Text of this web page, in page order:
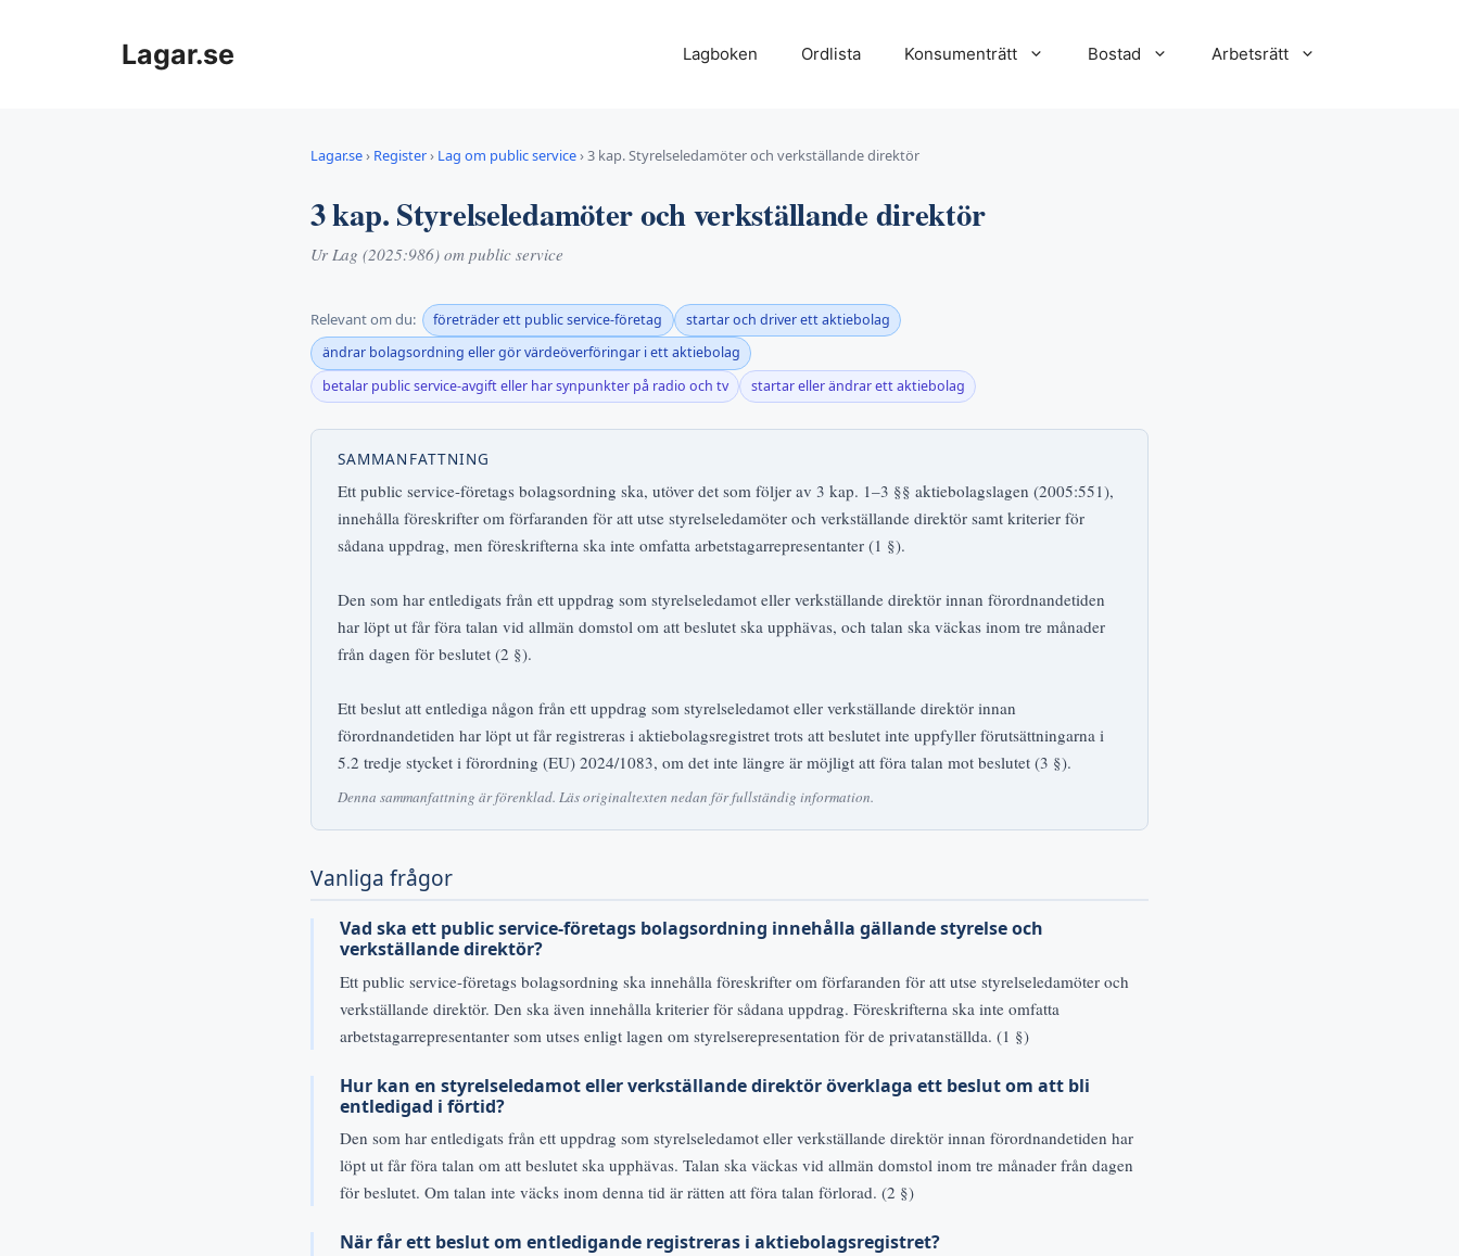
Lagar.se Lagboken Ordlista Konsumenträtt Bostad Arbetsrätt
Lagar.se› Register› Lag om public service›3 kap. Styrelseledamöter och verkställande direktör
3 kap. Styrelseledamöter och verkställande direktör
Ur Lag (2025:986) om public service
Relevant om du: företräder ett public service-företag
startar och driver ett aktiebolag
ändrar bolagsordning eller gör värdeöverföringar i ett aktiebolag
betalar public service-avgift eller har synpunkter på radio och tv
startar eller ändrar ett aktiebolag
SAMMANFATTNING
Ett public service-företags bolagsordning ska, utöver det som följer av 3 kap. 1–3 §§ aktiebolagslagen (2005:551),
innehålla föreskrifter om förfaranden för att utse styrelseledamöter och verkställande direktör samt kriterier för
sådana uppdrag, men föreskrifterna ska inte omfatta arbetstagarrepresentanter (1 §).
Den som har entledigats från ett uppdrag som styrelseledamot eller verkställande direktör innan förordnandetiden
har löpt ut får föra talan vid allmän domstol om att beslutet ska upphävas, och talan ska väckas inom tre månader
från dagen för beslutet (2 §).
Ett beslut att entlediga någon från ett uppdrag som styrelseledamot eller verkställande direktör innan
förordnandetiden har löpt ut får registreras i aktiebolagsregistret trots att beslutet inte uppfyller förutsättningarna i
5.2 tredje stycket i förordning (EU) 2024/1083, om det inte längre är möjligt att föra talan mot beslutet (3 §).
Denna sammanfattning är förenklad. Läs originaltexten nedan för fullständig information.
Vanliga frågor
Vad ska ett public service-företags bolagsordning innehålla gällande styrelse och
verkställande direktör?
Ett public service-företags bolagsordning ska innehålla föreskrifter om förfaranden för att utse styrelseledamöter och
verkställande direktör. Den ska även innehålla kriterier för sådana uppdrag. Föreskrifterna ska inte omfatta
arbetstagarrepresentanter som utses enligt lagen om styrelserepresentation för de privatanställda. (1 §)
Hur kan en styrelseledamot eller verkställande direktör överklaga ett beslut om att bli
entledigad i förtid?
Den som har entledigats från ett uppdrag som styrelseledamot eller verkställande direktör innan förordnandetiden har
löpt ut får föra talan om att beslutet ska upphävas. Talan ska väckas vid allmän domstol inom tre månader från dagen
för beslutet. Om talan inte väcks inom denna tid är rätten att föra talan förlorad. (2 §)
När får ett beslut om entledigande registreras i aktiebolagsregistret?